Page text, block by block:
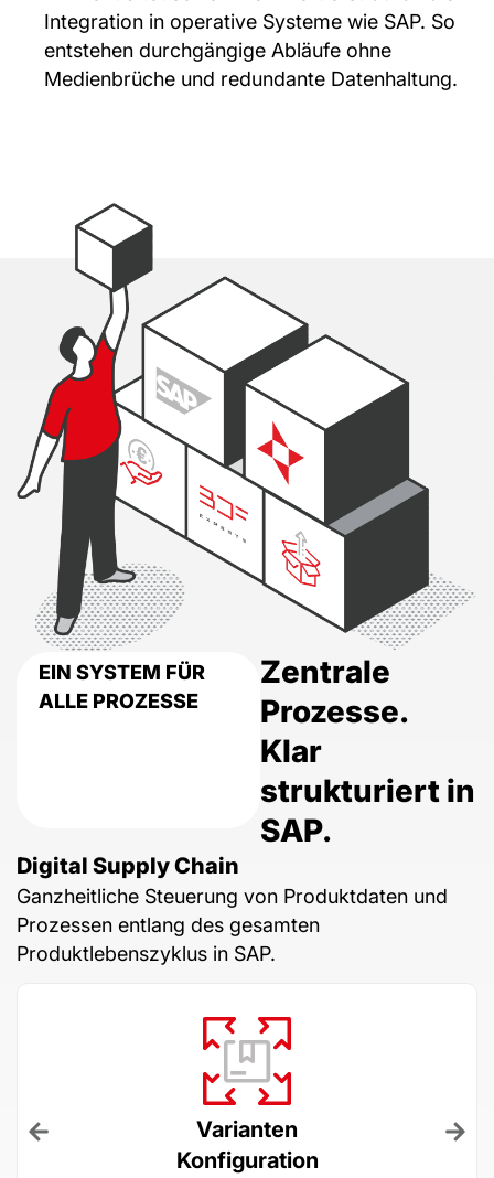
Integration in operative Systeme wie SAP. So
entstehen durchgängige Abläufe ohne
Medienbrüche und redundante Datenhaltung.
EIN SYSTEM FÜR
ALLE PROZESSE
Zentrale
Prozesse.
Klar
strukturiert in
SAP.
Digital Supply Chain
Ganzheitliche Steuerung von Produktdaten und
Prozessen entlang des gesamten
Produktlebenszyklus in SAP.
Varianten
Konfiguration